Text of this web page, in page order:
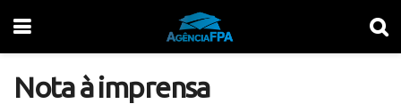
Nota à imprensa